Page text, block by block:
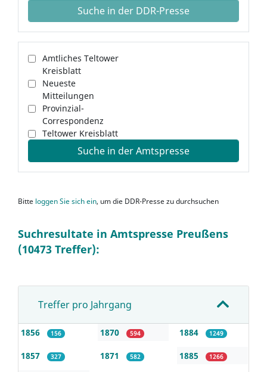
Suche in der DDR-Presse
Amtliches Teltower
Kreisblatt
Neueste
Mitteilungen
Provinzial-
Correspondenz
Teltower Kreisblatt
Suche in der Amtspresse
Bitte loggen Sie sich ein, um die DDR-Presse zu durchsuchen
Suchresultate in Amtspresse Preußens
(10473 Treffer):
Treffer pro Jahrgang
1856 156
1857 327
1870 594
1871 582
1884 1249
1885 1266